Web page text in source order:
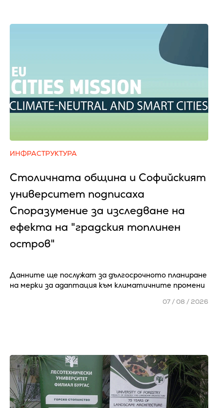
ИНФРАСТРУКТУРА
Столичната община и Софийският
университет подписаха
Споразумение за изследване на
ефекта на "градския топлинен
остров"
Данните ще послужат за дългосрочното планиране
на мерки за адаптация към климатичните промени
07 / 08 / 2026